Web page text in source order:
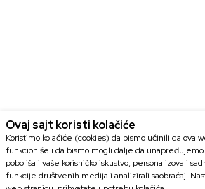
Ovaj sajt koristi kolačiće
Koristimo kolačiće (cookies) da bismo učinili da ova
funkcioniše i da bismo mogli dalje da unapređujemo
poboljšali vaše korisničko iskustvo, personalizovali
funkcije društvenih medija i analizirali saobraćaj.